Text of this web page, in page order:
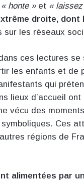
« honte »et «
droite, dont
sur les réseaux
ces lectures
les enfants et de
qui
lieux d’accueil
vécu des
Ces
régions de
alimentées par